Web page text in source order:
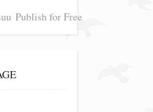
Publish for Free